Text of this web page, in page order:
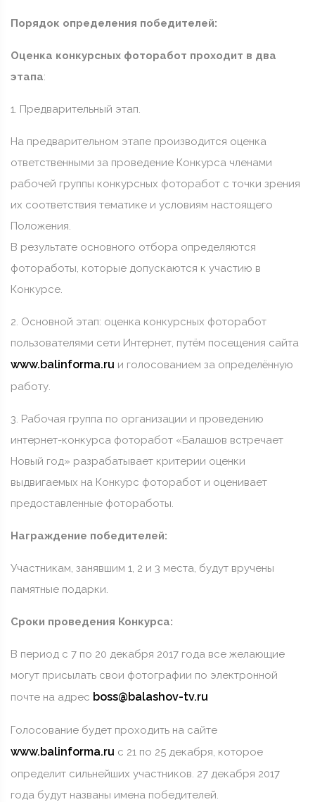
Порядок определения победителей:
Оценка конкурсных фоторабот проходит в два
этапа:
1. Предварительный этап.
На предварительном этапе производится оценка
ответственными за проведение Конкурса членами
рабочей группы конкурсных фоторабот с точки зрения
их соответствия тематике и условиям настоящего
Положения.
В результате основного отбора определяются
фотоработы, которые допускаются к участию в
Конкурсе.
2. Основной этап: оценка конкурсных фоторабот
пользователями сети Интернет, путём посещения сайта
www.balinforma.ru и голосованием за определённую
работу.
3. Рабочая группа по организации и проведению
интернет-конкурса фоторабот «Балашов встречает
Новый год» разрабатывает критерии оценки
выдвигаемых на Конкурс фоторабот и оценивает
предоставленные фотоработы.
Награждение победителей:
Участникам, занявшим 1, 2 и 3 места, будут вручены
памятные подарки.
Сроки проведения Конкурса:
В период с 7 по 20 декабря 2017 года все желающие
могут присылать свои фотографии по электронной
почте на адрес boss@balashov-tv.ru
Голосование будет проходить на сайте
www.balinforma.ru с 21 по 25 декабря, которое
определит сильнейших участников. 27 декабря 2017
года будут названы имена победителей.